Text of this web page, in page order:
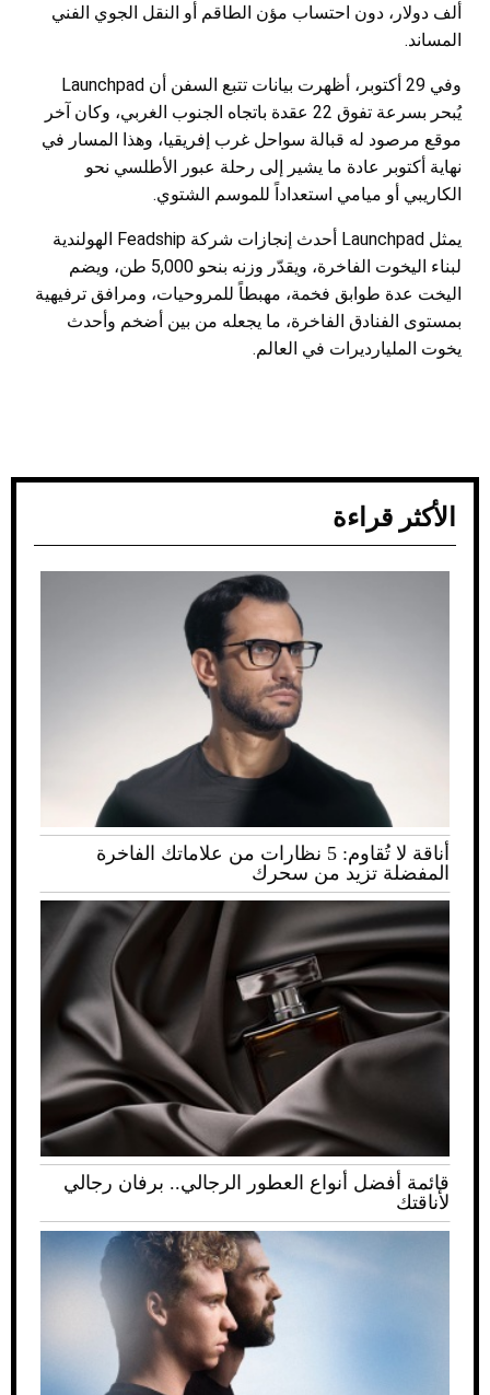
ألف دولار، دون احتساب مؤن الطاقم أو النقل الجوي الفني
المساند.
وفي 29 أكتوبر، أظهرت بيانات تتبع السفن أن Launchpad
يُبحر بسرعة تفوق 22 عقدة باتجاه الجنوب الغربي، وكان آخر
موقع مرصود له قبالة سواحل غرب إفريقيا، وهذا المسار في
نهاية أكتوبر عادة ما يشير إلى رحلة عبور الأطلسي نحو
الكاريبي أو ميامي استعداداً للموسم الشتوي.
يمثل Launchpad أحدث إنجازات شركة Feadship الهولندية
لبناء اليخوت الفاخرة، ويقدّر وزنه بنحو 5,000 طن، ويضم
اليخت عدة طوابق فخمة، مهبطاً للمروحيات، ومرافق ترفيهية
بمستوى الفنادق الفاخرة، ما يجعله من بين أضخم وأحدث
يخوت المليارديرات في العالم.
الأكثر قراءة
أناقة لا تُقاوم: 5 نظارات من علاماتك الفاخرة
المفضلة تزيد من سحرك
قائمة أفضل أنواع العطور الرجالي.. برفان رجالي
لأناقتك